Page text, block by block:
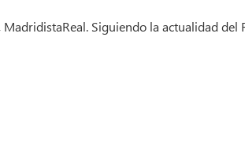
Siguiendo la actualidad del